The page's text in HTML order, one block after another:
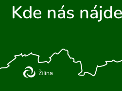
Kde nás